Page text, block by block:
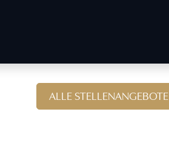
ALLE STELLENANGEBOTE